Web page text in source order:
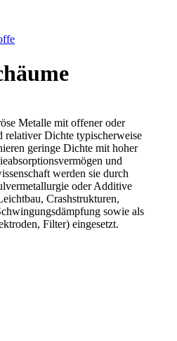
Metalle mit offener oder
relativer Dichte typischerweise
geringe Dichte mit hoher
und
werden sie durch
oder Additive
Crashstrukturen,
sowie als
Filter) eingesetzt.